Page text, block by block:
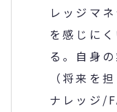
レッジマ
を感じに
る。自身
（将来を
ナレッジ/